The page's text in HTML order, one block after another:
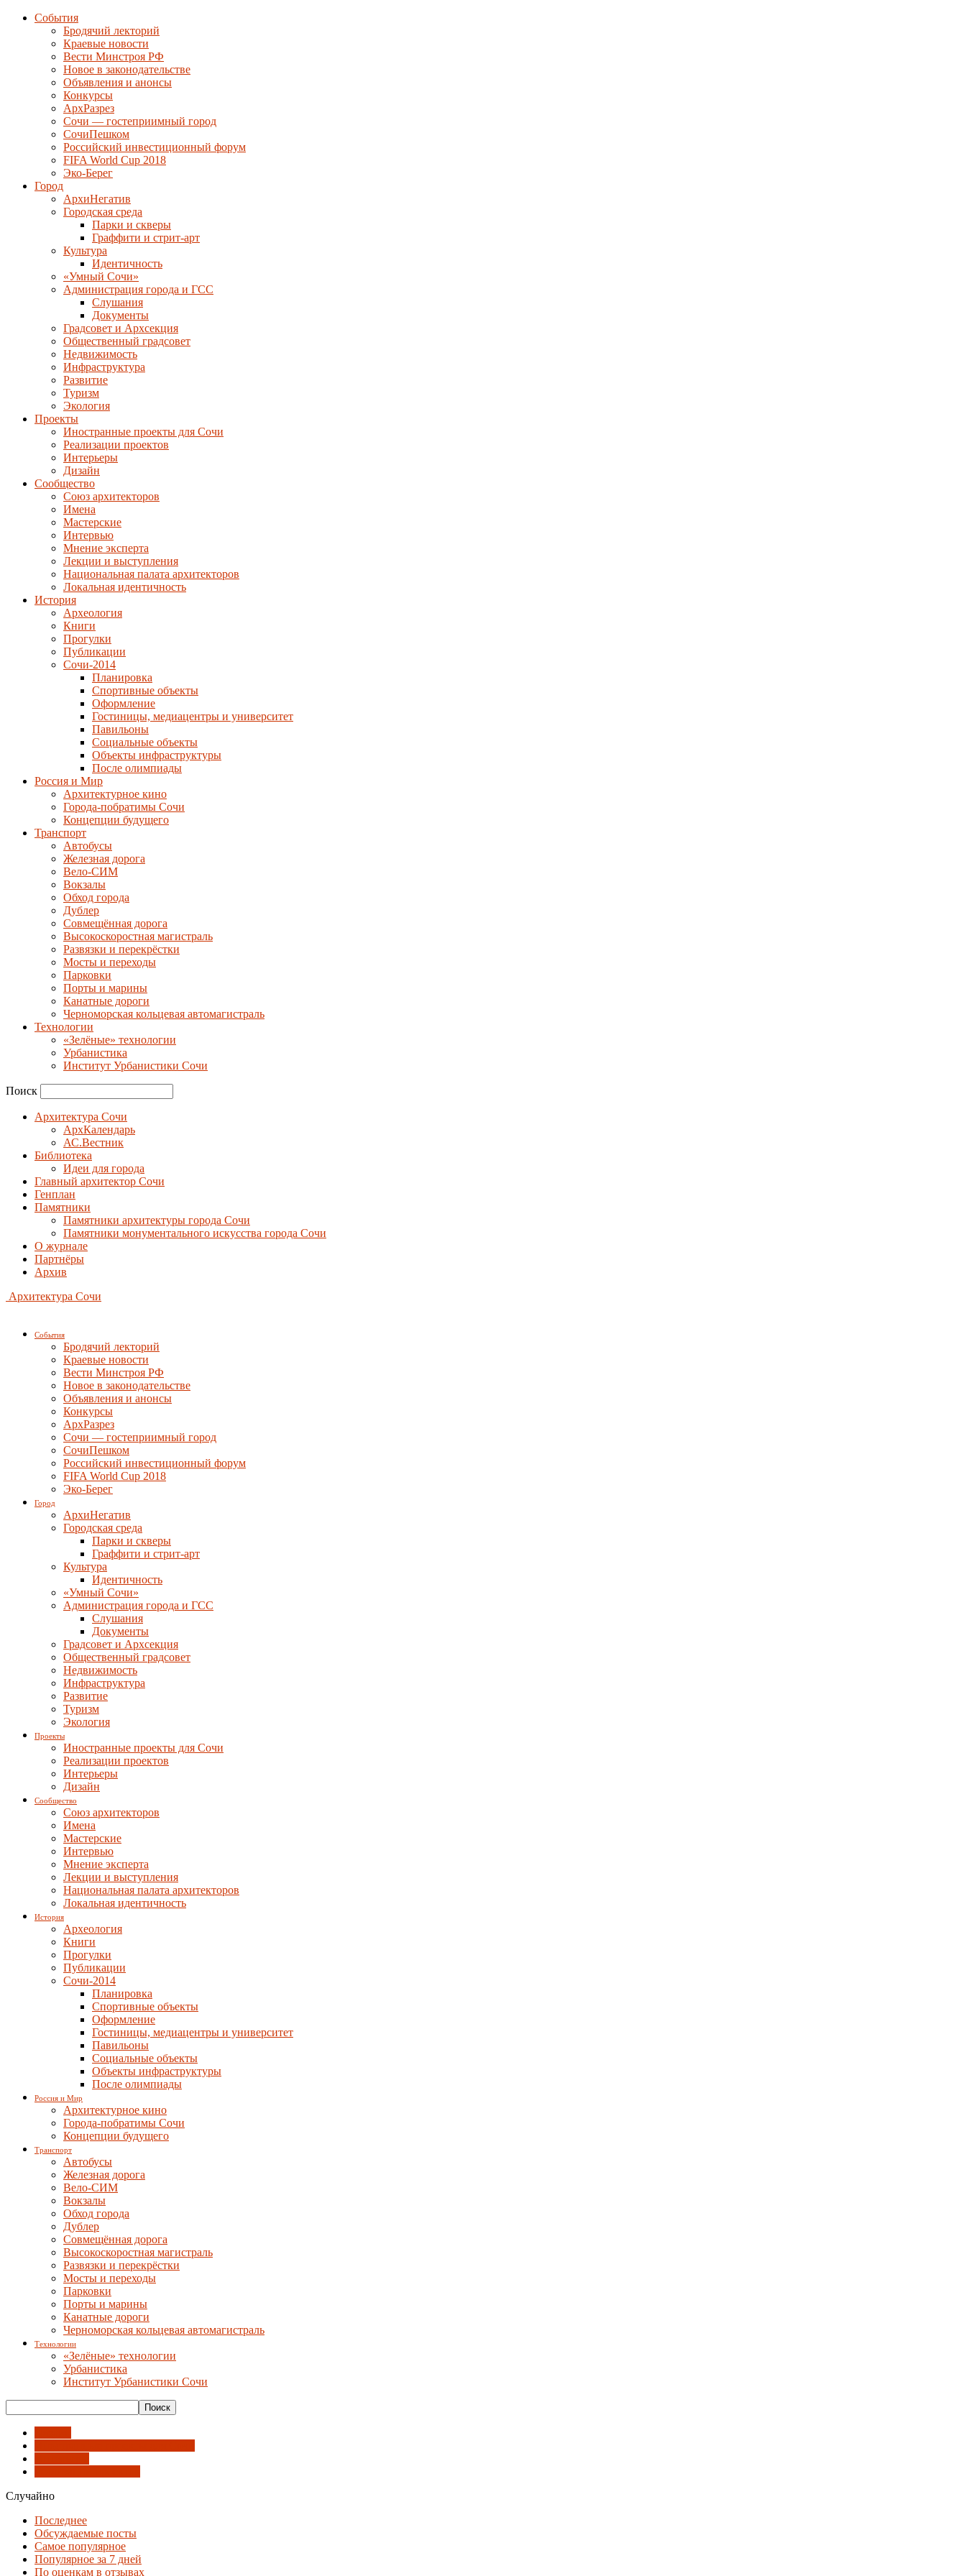
События
Бродячий лекторий
Краевые новости
Вести Минстроя РФ
Новое в законодательстве
Объявления и анонсы
Конкурсы
АрхРазрез
Сочи — гостеприимный город
СочиПешком
Российский инвестиционный форум
FIFA World Cup 2018
Эко-Берег
Город
АрхиНегатив
Городская среда
Парки и скверы
Граффити и стрит-арт
Культура
Идентичность
«Умный Сочи»
Администрация города и ГСС
Слушания
Документы
Градсовет и Архсекция
Общественный градсовет
Недвижимость
Инфраструктура
Развитие
Туризм
Экология
Проекты
Иностранные проекты для Сочи
Реализации проектов
Интерьеры
Дизайн
Сообщество
Союз архитекторов
Имена
Мастерские
Интервью
Мнение эксперта
Лекции и выступления
Национальная палата архитекторов
Локальная идентичность
История
Археология
Книги
Прогулки
Публикации
Сочи-2014
Планировка
Спортивные объекты
Оформление
Гостиницы, медиацентры и университет
Павильоны
Социальные объекты
Объекты инфраструктуры
После олимпиады
Россия и Мир
Архитектурное кино
Города-побратимы Сочи
Концепции будущего
Транспорт
Автобусы
Железная дорога
Вело-СИМ
Вокзалы
Обход города
Дублер
Совмещённая дорога
Высокоскоростная магистраль
Развязки и перекрёстки
Мосты и переходы
Парковки
Порты и марины
Канатные дороги
Черноморская кольцевая автомагистраль
Технологии
«Зелёные» технологии
Урбанистика
Институт Урбанистики Сочи
Поиск
Архитектура Сочи
АрхКалендарь
АС.Вестник
Библиотека
Идеи для города
Главный архитектор Сочи
Генплан
Памятники
Памятники архитектуры города Сочи
Памятники монументального искусства города Сочи
О журнале
Партнёры
Архив
Архитектура Сочи
События
Бродячий лекторий
Краевые новости
Вести Минстроя РФ
Новое в законодательстве
Объявления и анонсы
Конкурсы
АрхРазрез
Сочи — гостеприимный город
СочиПешком
Российский инвестиционный форум
FIFA World Cup 2018
Эко-Берег
Город
АрхиНегатив
Городская среда
Парки и скверы
Граффити и стрит-арт
Культура
Идентичность
«Умный Сочи»
Администрация города и ГСС
Слушания
Документы
Градсовет и Архсекция
Общественный градсовет
Недвижимость
Инфраструктура
Развитие
Туризм
Экология
Проекты
Иностранные проекты для Сочи
Реализации проектов
Интерьеры
Дизайн
Сообщество
Союз архитекторов
Имена
Мастерские
Интервью
Мнение эксперта
Лекции и выступления
Национальная палата архитекторов
Локальная идентичность
История
Археология
Книги
Прогулки
Публикации
Сочи-2014
Планировка
Спортивные объекты
Оформление
Гостиницы, медиацентры и университет
Павильоны
Социальные объекты
Объекты инфраструктуры
После олимпиады
Россия и Мир
Архитектурное кино
Города-побратимы Сочи
Концепции будущего
Транспорт
Автобусы
Железная дорога
Вело-СИМ
Вокзалы
Обход города
Дублер
Совмещённая дорога
Высокоскоростная магистраль
Развязки и перекрёстки
Мосты и переходы
Парковки
Порты и марины
Канатные дороги
Черноморская кольцевая автомагистраль
Технологии
«Зелёные» технологии
Урбанистика
Институт Урбанистики Сочи
Случайно
Последнее
Обсуждаемые посты
Самое популярное
Популярное за 7 дней
По оценкам в отзывах